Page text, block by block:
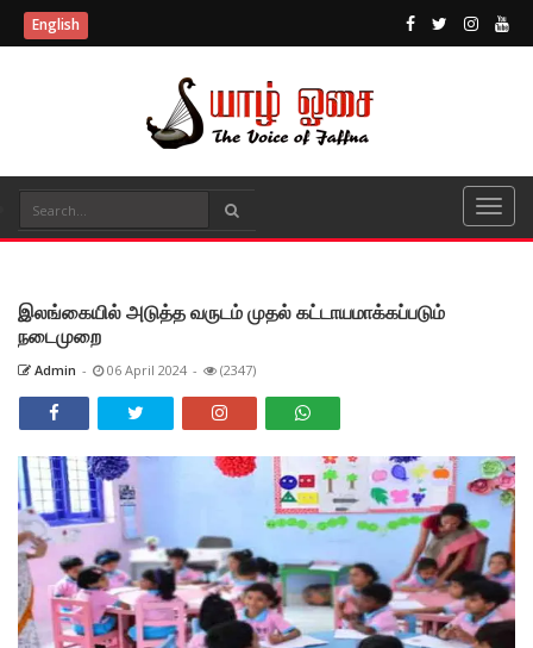
English
இலங்கையில் அடுத்த வருடம் முதல் கட்டாயமாக்கப்படும்
நடைமுறை
Admin - 06 April 2024 - (2347)